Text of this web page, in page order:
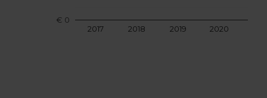
2017 2018 2019 2020
€ 0